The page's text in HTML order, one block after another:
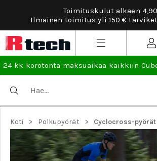
Toimituskulut alkaen
Ilmainen toimitus yli 150 €
24 kk korotonta maksuaikaa kaikkiin
Koti > Polkupyörät > Cyclocross-pyörät